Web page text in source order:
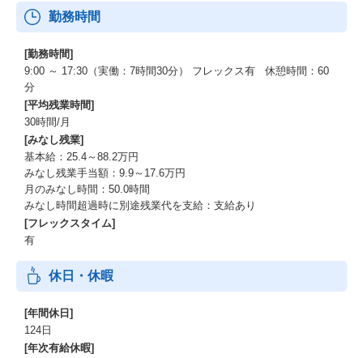
勤務時間
[勤務時間]
9:00 ～ 17:30（実働：7時間30分） フレックス有 休憩時間：60
分
[平均残業時間]
30時間/月
[みなし残業]
基本給：25.4～88.2万円
みなし残業手当額：9.9～17.6万円
月のみなし時間：50.0時間
みなし時間超過時に別途残業代を支給：支給あり
[フレックスタイム]
有
休日・休暇
[年間休日]
124日
[年次有給休暇]